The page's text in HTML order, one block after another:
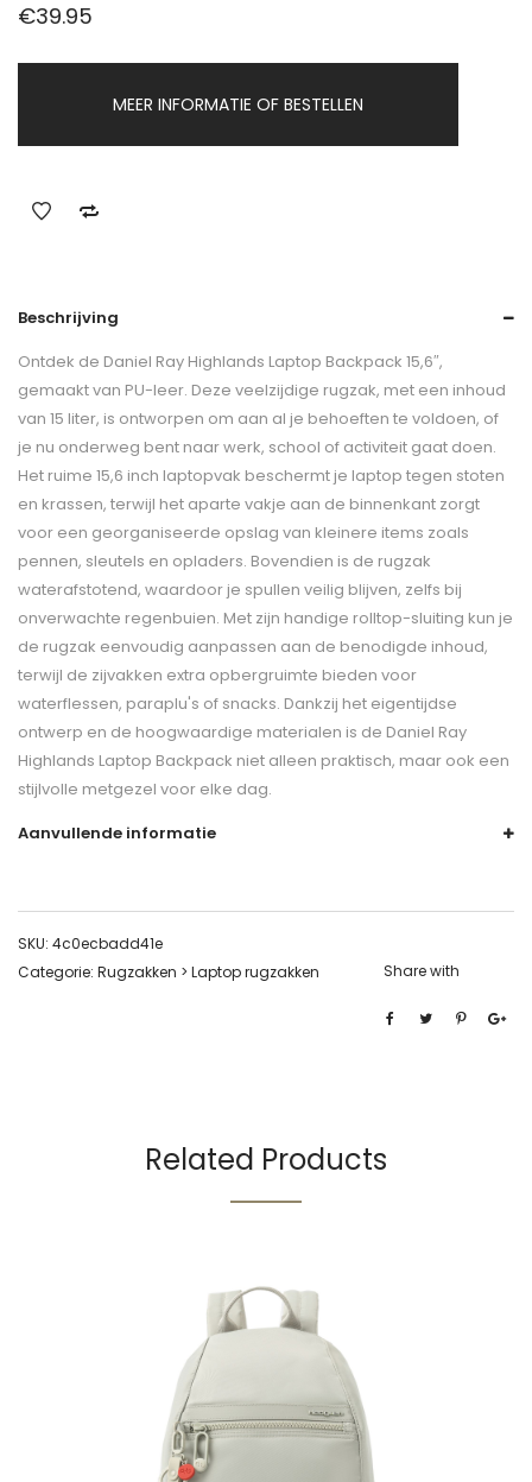
€39.95
MEER INFORMATIE OF BESTELLEN
Beschrijving
Ontdek de Daniel Ray Highlands Laptop Backpack 15,6″,
gemaakt van PU-leer. Deze veelzijdige rugzak, met een inhoud
van 15 liter, is ontworpen om aan al je behoeften te voldoen, of
je nu onderweg bent naar werk, school of activiteit gaat doen.
Het ruime 15,6 inch laptopvak beschermt je laptop tegen stoten
en krassen, terwijl het aparte vakje aan de binnenkant zorgt
voor een georganiseerde opslag van kleinere items zoals
pennen, sleutels en opladers. Bovendien is de rugzak
waterafstotend, waardoor je spullen veilig blijven, zelfs bij
onverwachte regenbuien. Met zijn handige rolltop-sluiting kun je
de rugzak eenvoudig aanpassen aan de benodigde inhoud,
terwijl de zijvakken extra opbergruimte bieden voor
waterflessen, paraplu's of snacks. Dankzij het eigentijdse
ontwerp en de hoogwaardige materialen is de Daniel Ray
Highlands Laptop Backpack niet alleen praktisch, maar ook een
stijlvolle metgezel voor elke dag.
Aanvullende informatie
SKU: 4c0ecbadd41e
Categorie: Rugzakken > Laptop rugzakken Share with
Related Products